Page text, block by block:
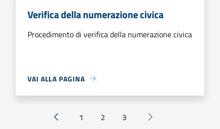
Verifica della numerazione civica
Procedimento di verifica della numerazione civica
VAI ALLA PAGINA
« Precedente
1 2 3 Successiva »